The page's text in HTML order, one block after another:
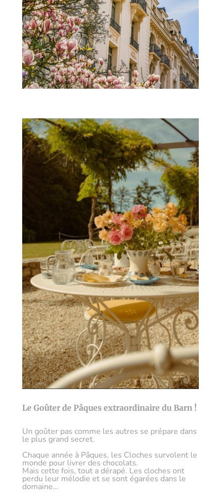
Le Goûter de Pâques extraordinaire du Barn !
Un goûter pas comme les autres se prépare dans
le plus grand secret.
Chaque année à Pâques, les Cloches survolent le
monde pour livrer des chocolats.
Mais cette fois, tout a dérapé. Les cloches ont
perdu leur mélodie et se sont égarées dans le
domaine…